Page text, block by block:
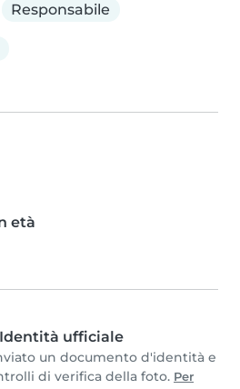
Responsabile
età
ufficiale
un documento d'identità e
di verifica della foto. Per